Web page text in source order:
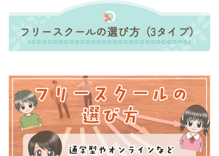
フリースクールの選び方（3タイプ）